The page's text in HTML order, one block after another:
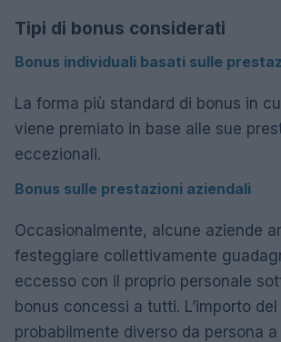
Tipi di bonus considerati
Bonus individuali basati sulle
La forma più standard di bonus in
viene premiato in base alle sue
eccezionali.
Bonus sulle prestazioni aziendali
Occasionalmente, alcune aziende
festeggiare collettivamente
eccesso con il proprio personale
bonus concessi a tutti. L’importo
probabilmente diverso da persona